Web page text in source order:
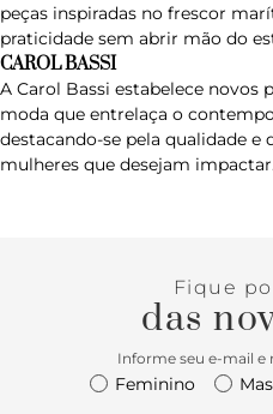
peças inspiradas no frescor
praticidade sem abrir mão do
CAROL BASSI
A Carol Bassi estabelece novos
moda que entrelaça o
destacando-se pela qualidade e
mulheres que desejam
Fique
das
Informe seu e-mail e
Feminino